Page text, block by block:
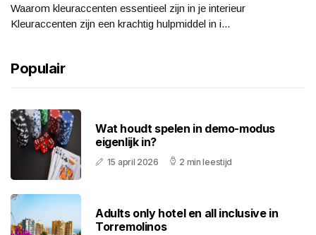
Waarom kleuraccenten essentieel zijn in je interieur
Kleuraccenten zijn een krachtig hulpmiddel in i...
Populair
Wat houdt spelen in demo-modus
eigenlijk in?
15 april 2026 2 min leestijd
Adults only hotel en all inclusive in
Torremolinos